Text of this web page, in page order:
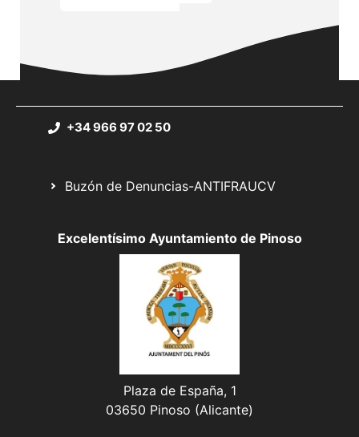
+34 966 97 02 50
Buzón de Denuncias-ANTIFRAUCV
Excelentísimo Ayuntamiento de Pinoso
Plaza de España, 1
03650 Pinoso (Alicante)